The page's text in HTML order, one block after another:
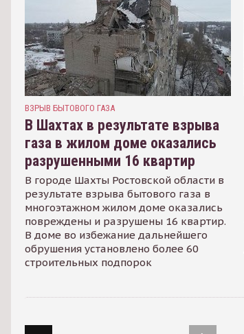
ВЗРЫВ БЫТОВОГО ГАЗА
В Шахтах в результате взрыва
газа в жилом доме оказались
разрушенными 16 квартир
В городе Шахты Ростовской области в
результате взрыва бытового газа в
многоэтажном жилом доме оказались
повреждены и разрушены 16 квартир.
В доме во избежание дальнейшего
обрушения установлено более 60
строительных подпорок